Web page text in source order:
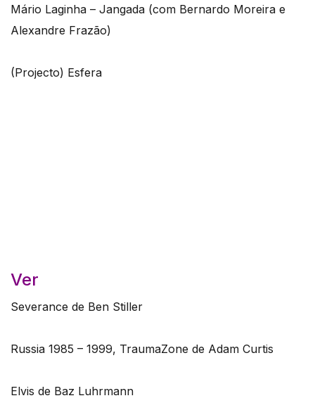
Mário Laginha – Jangada (com Bernardo Moreira e
Alexandre Frazão)
(Projecto) Esfera
Ver
Severance de Ben Stiller
Russia 1985 – 1999, TraumaZone de Adam Curtis
Elvis de Baz Luhrmann